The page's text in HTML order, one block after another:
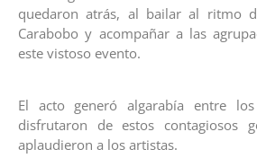
quedaron atrás, al bailar al ritmo
Carabobo y acompañar a las
este vistoso evento.
El acto generó algarabía entre los
disfrutaron de estos contagiosos
aplaudieron a los artistas.